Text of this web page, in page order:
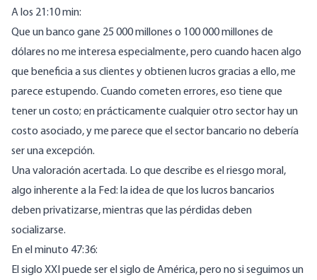
A los 21:10 min:
Que un banco gane 25 000 millones o 100 000 millones de
dólares no me interesa especialmente, pero cuando hacen algo
que beneficia a sus clientes y obtienen lucros gracias a ello, me
parece estupendo. Cuando cometen errores, eso tiene que
tener un costo; en prácticamente cualquier otro sector hay un
costo asociado, y me parece que el sector bancario no debería
ser una excepción.
Una valoración acertada. Lo que describe es el riesgo moral,
algo inherente a la Fed: la idea de que los lucros bancarios
deben privatizarse, mientras que las pérdidas deben
socializarse.
En el minuto 47:36:
El siglo XXI puede ser el siglo de América, pero no si seguimos un